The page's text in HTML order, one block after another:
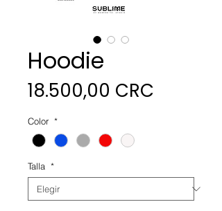
Hoodie
18.500,00 CRC
Color *
Talla *